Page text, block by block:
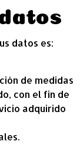
datos es:
de medidas
con el fin de
adquirido